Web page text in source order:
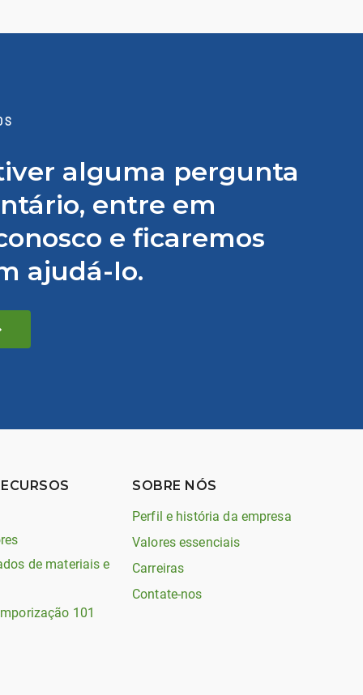
alguma pergunta
entre em
e ficaremos
ajudá-lo.
de materiais e
101
SOBRE NÓS
Perfil e história da empresa
Valores essenciais
Carreiras
Contate-nos